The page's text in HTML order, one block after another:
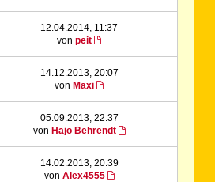
12.04.2014, 11:37
vonpeit
14.12.2013, 20:07
von Maxi
05.09.2013, 22:37
von Hajo Behrendt
14.02.2013, 20:39
von Alex4555